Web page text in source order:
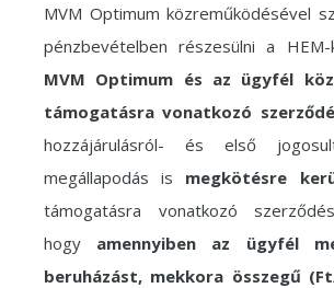
MVM Optimum közreműködésével
pénzbevételben részesülni a HEM-
MVM Optimum és az ügyfél
támogatásra vonatkozó
hozzájárulásról- és első
megállapodás is megkötésre
támogatásra vonatkozó
hogy amennyiben az ügyfél
beruházást, mekkora összegű